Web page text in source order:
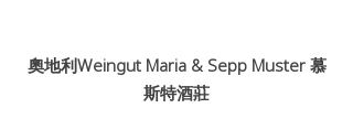
奧地利Weingut Maria & Sepp Muster 慕
斯特酒莊